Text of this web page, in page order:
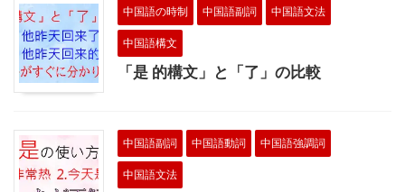
中国語の時制 中国語副詞 中国語文法
中国語構文
「是 的構文」と「了」の比較
中国語副詞 中国語動詞 中国語強調詞
中国語文法